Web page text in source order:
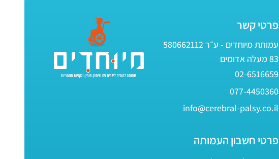
פרטי קשר
עמותת מיוחדים - ע״ר 580662112
83 מעלה אדומים
02-6516659
077-4450360
info@cerebral-palsy.co.il
פרטי חשבון העמותה